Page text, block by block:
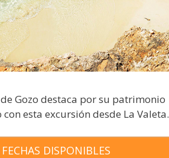
Gozo destaca por su patrimonio
esta excursión desde La Valeta.
FECHAS DISPONIBLES